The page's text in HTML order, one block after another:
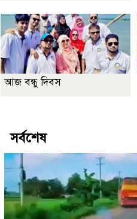
আজ বন্ধু দিবস
সর্বশেষ